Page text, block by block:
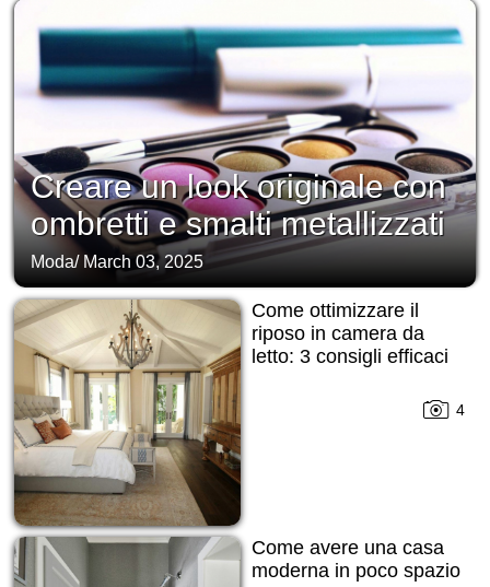
Creare un look originale con
ombretti e smalti metallizzati
Moda/ March 03, 2025
Come ottimizzare il
riposo in camera da
letto: 3 consigli efficaci
4
Come avere una casa
moderna in poco spazio